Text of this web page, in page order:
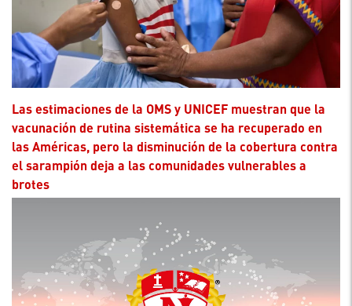
Las estimaciones de la OMS y UNICEF muestran que la
vacunación de rutina sistemática se ha recuperado en
las Américas, pero la disminución de la cobertura contra
el sarampión deja a las comunidades vulnerables a
brotes